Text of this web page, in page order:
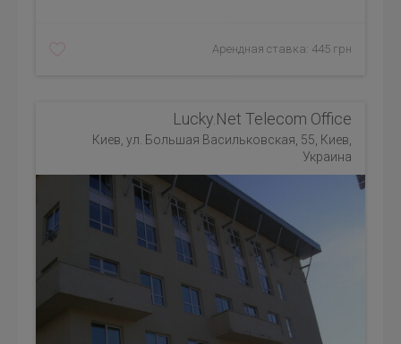
Арендная ставка: 445 грн
Lucky.Net Telecom Office
Киев, ул. Большая Васильковская, 55, Киев,
Украина